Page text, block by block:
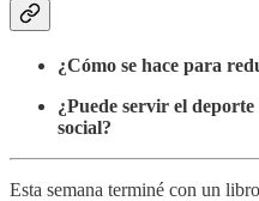
¿Cómo se hace para
¿Puede servir el
social?
Esta semana terminé con un